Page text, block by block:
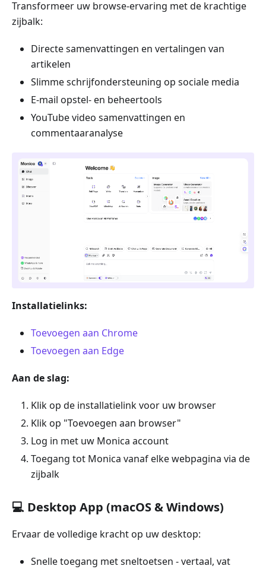
Transformeer uw browse-ervaring met de krachtige
zijbalk:
Directe samenvattingen en vertalingen van
artikelen
Slimme schrijfondersteuning op sociale media
E-mail opstel- en beheertools
YouTube video samenvattingen en
commentaaranalyse
Installatielinks:
Toevoegen aan Chrome
Toevoegen aan Edge
Aan de slag:
Klik op de installatielink voor uw browser
Klik op "Toevoegen aan browser"
Log in met uw Monica account
Toegang tot Monica vanaf elke webpagina via de
zijbalk
💻 Desktop App (macOS & Windows)
Ervaar de volledige kracht op uw desktop:
Snelle toegang met sneltoetsen - vertaal, vat